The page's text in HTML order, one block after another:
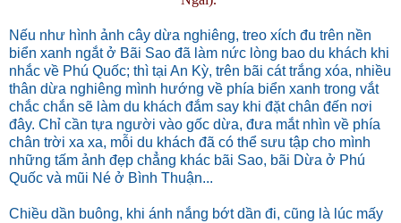
Nếu như hình ảnh cây dừa nghiêng, treo xích đu trên nền
biển xanh ngắt ở Bãi Sao đã làm nức lòng bao du khách khi
nhắc về Phú Quốc; thì tại An Kỳ, trên bãi cát trắng xóa, nhiều
thân dừa nghiêng mình hướng về phía biển xanh trong vắt
chắc chắn sẽ làm du khách đắm say khi đặt chân đến nơi
đây. Chỉ cần tựa người vào gốc dừa, đưa mắt nhìn về phía
chân trời xa xa, mỗi du khách đã có thể sưu tập cho mình
những tấm ảnh đẹp chẳng khác bãi Sao, bãi Dừa ở Phú
Quốc và mũi Né ở Bình Thuận...
Chiều dần buông, khi ánh nắng bớt dần đi, cũng là lúc mấy